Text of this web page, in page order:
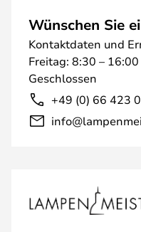
Wünschen Sie
Kontaktdaten und
Freitag: 8:30 –
Geschlossen
+49 (0) 66 423